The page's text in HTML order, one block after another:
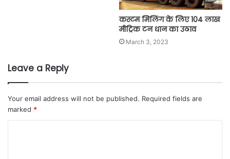
कस्टम मिलिंग के लिए 104 लाख
मीट्रिक टन धान का उठाव
March 3, 2023
Leave a Reply
Your email address will not be published. Required fields are
marked *